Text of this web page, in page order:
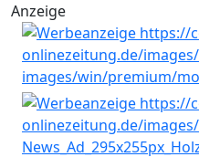
Anzeige